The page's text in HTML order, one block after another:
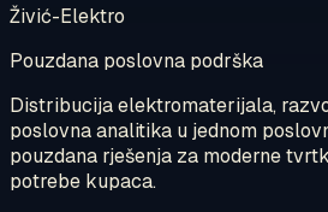
Živić-Elektro
Pouzdana poslovna podrška
Distribucija elektromaterijala,
poslovna analitika u jednom
pouzdana rješenja za moderne
potrebe kupaca.